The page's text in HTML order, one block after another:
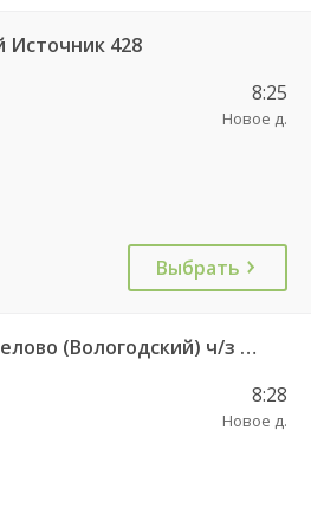
428
8:25
Новое д.
Выбрать
Вологда АВ — Погорелово (Вологодский) ч/з Новый Источник 422
8:28
Новое д.